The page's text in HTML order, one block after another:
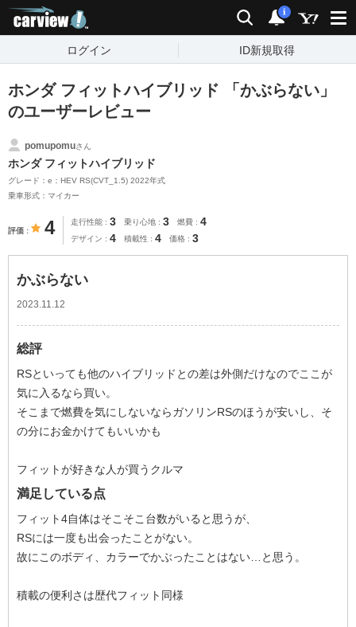
検索 通知
i
ログイン ID新規取得
ホンダ フィットハイブリッド 「かぶらない」
のユーザーレビュー
pomupomuさん
ホンダ フィットハイブリッド
グレード：e：HEV RS(CVT_1.5) 2022年式
乗車形式：マイカー
評価 4 走行性能 3 乗り心地 3 燃費 4
デザイン 4 積載性 4 価格 3
かぶらない
2023.11.12
総評
RSといっても他のハイブリッドとの差は外側だけなのでここが
気に入るなら買い。
そこまで燃費を気にしないならガソリンRSのほうが安いし、そ
の分にお金かけてもいいかも
フィットが好きな人が買うクルマ
満足している点
フィット4自体はそこそこ台数がいると思うが、
RSには一度も出会ったことがない。
故にこのボディ、カラーでかぶったことはない…と思う。
積載の便利さは歴代フィット同様